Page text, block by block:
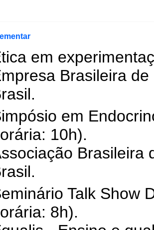
em
Brasileira
em
10h).
Brasileira
Talk Show
8h).